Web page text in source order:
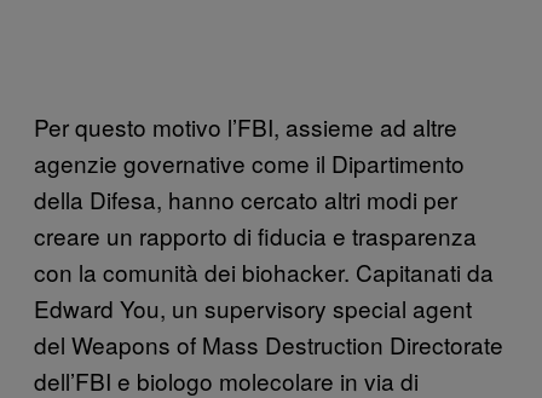
Per questo motivo l’FBI, assieme ad altre
agenzie governative come il Dipartimento
della Difesa, hanno cercato altri modi per
creare un rapporto di fiducia e trasparenza
con la comunità dei biohacker. Capitanati da
Edward You, un supervisory special agent
del Weapons of Mass Destruction Directorate
dell’FBI e biologo molecolare in via di